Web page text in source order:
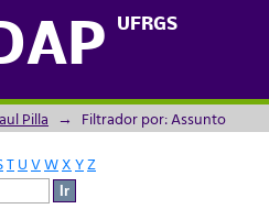
UFRGS
Pilla → Filtrador por: Assunto
TUVWXYZ